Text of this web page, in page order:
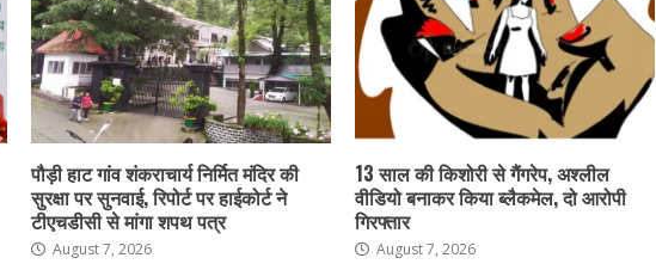
पौड़ी हाट गांव शंकराचार्य निर्मित मंदिर की
सुरक्षा पर सुनवाई, रिपोर्ट पर हाईकोर्ट ने
टीएचडीसी से मांगा शपथ पत्र
August 7, 2026
13 साल की किशोरी से गैंगरेप, अश्लील
वीडियो बनाकर किया ब्लैकमेल, दो आरोपी
गिरफ्तार
August 7, 2026